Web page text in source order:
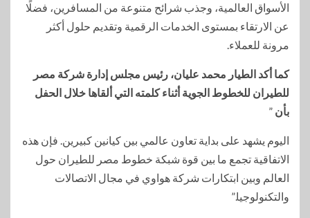
الأسواق العالمية، وجذب شرائح متنوعة من المسافرين، فضلًا
عن الارتقاء بمستوى الخدمات الرقمية وتقديم حلول أكثر
مرونة للعملاء.
كما أكد الطيار محمد عليان، رئيس مجلس إدارة شركة مصر
للطيران للخطوط الجوية أثناء كلمته التي ألقاها خلال الحفل
بأن ”
اليوم يشهد على بداية تعاون عالمي بين كيانين كبيرين. فإن هذه
الاتفاقية تجمع ما بين قوة شبكة خطوط مصر للطيران حول
العالم وبين ابتكارات شركة هواوي في مجال الاتصالات
والتكنولوجيا.”